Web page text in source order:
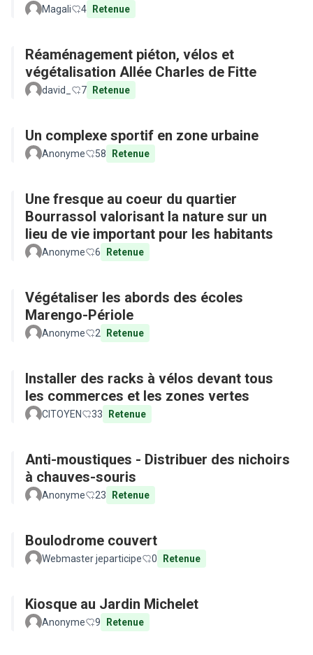
Magali 4 Retenue
Réaménagement piéton, vélos et
végétalisation Allée Charles de Fitte
david_ 7 Retenue
Un complexe sportif en zone urbaine
Anonyme 58 Retenue
Une fresque au coeur du quartier
Bourrassol valorisant la nature sur un
lieu de vie important pour les habitants
Anonyme 6 Retenue
Végétaliser les abords des écoles
Marengo-Périole
Anonyme 2 Retenue
Installer des racks à vélos devant tous
les commerces et les zones vertes
CITOYEN 33 Retenue
Anti-moustiques - Distribuer des nichoirs
à chauves-souris
Anonyme 23 Retenue
Boulodrome couvert
Webmaster jeparticipe 0 Retenue
Kiosque au Jardin Michelet
Anonyme 9 Retenue